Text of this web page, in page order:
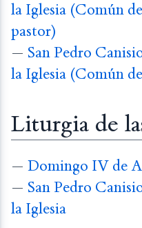
la Iglesia (Común
pastor)
— San Pedro
la Iglesia (Común
Liturgia de
— Domingo IV de
— San Pedro
la Iglesia